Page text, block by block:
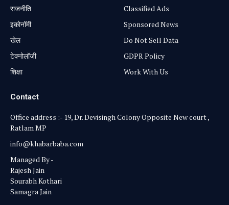
राजनीति
⁠इकोनॉमी
खेल
टेक्नोलॉजी
शिक्षा
Classified Ads
Sponsored News
Do Not Sell Data
GDPR Policy
Work With Us
Contact
Office address :- 19, Dr. Devisingh Colony Opposite New court ,
Ratlam MP
info@khabarbaba.com
Managed By -
Rajesh Jain
Sourabh Kothari
Samagra Jain